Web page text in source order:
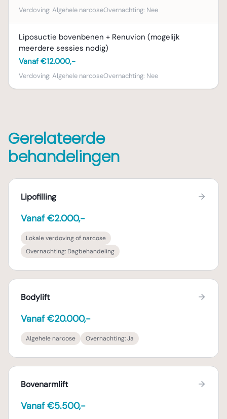
Verdoving: Algehele narcoseOvernachting: Nee
Liposuctie bovenbenen + Renuvion (mogelijk
meerdere sessies nodig)
Vanaf €12.000,-
Verdoving: Algehele narcoseOvernachting: Nee
Gerelateerde
behandelingen
Lipofilling
Vanaf €2.000,-
Lokale verdoving of narcose
Overnachting: Dagbehandeling
Bodylift
Vanaf €20.000,-
Algehele narcose Overnachting:Ja
Bovenarmlift
Vanaf €5.500,-